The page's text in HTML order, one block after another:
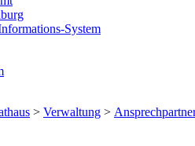
System
> Verwaltung >